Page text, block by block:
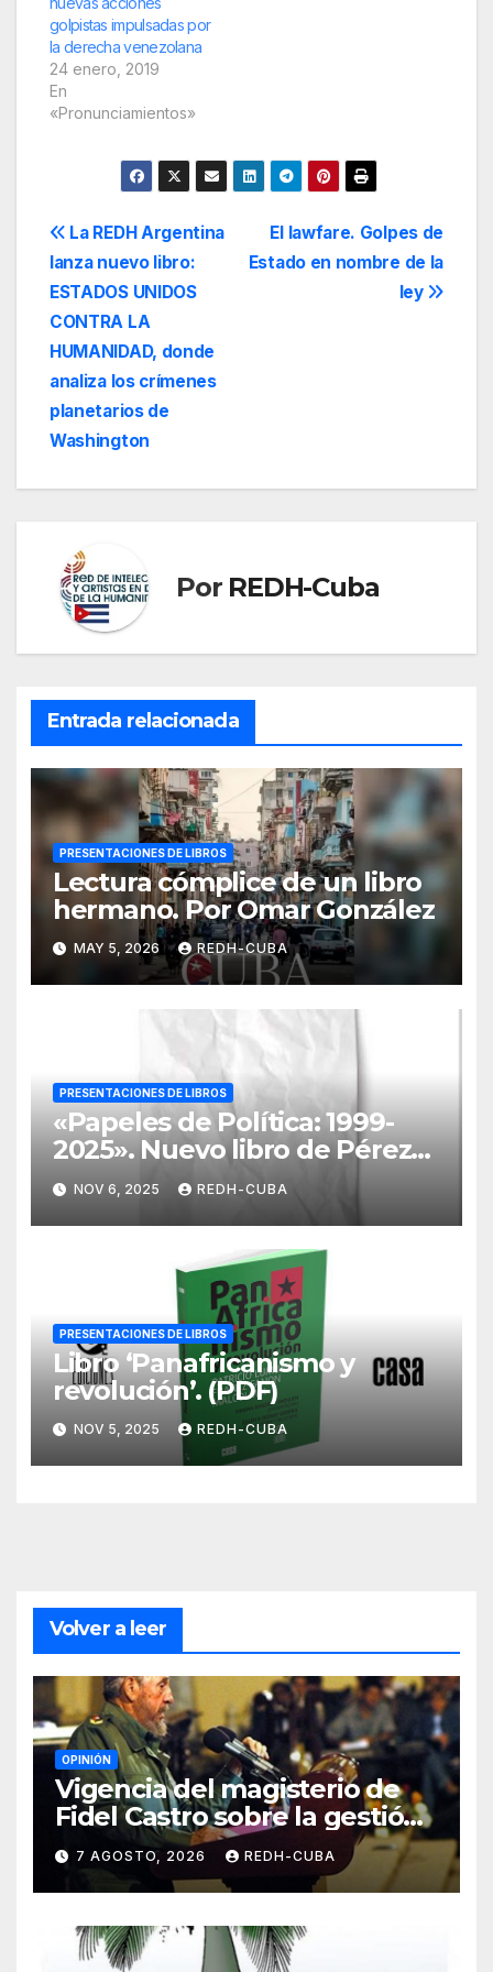
diciembre próximo
AMLO deberá asumir
el…
golpistas impulsadas por
la derecha venezolana
24 enero, 2019
En
«Pronunciamientos»
Navegación
de
entradas
El lawfare. Golpes de
Estado en nombre de la
ley
La REDH Argentina
lanza nuevo libro:
ESTADOS UNIDOS
CONTRA LA
HUMANIDAD, donde
analiza los crímenes
planetarios de
Washington
Por REDH-Cuba
Entrada relacionada
PRESENTACIONES DE LIBROS
Lectura cómplice de un libro
hermano. Por Omar González
MAY 5, 2026 REDH-CUBA
PRESENTACIONES DE LIBROS
«Papeles de Política: 1999-
2025». Nuevo libro de Pérez
Pirela. (PDF)
NOV 6, 2025 REDH-CUBA
PRESENTACIONES DE LIBROS
Libro ‘Panafricanismo y
revolución’. (PDF)
NOV 5, 2025 REDH-CUBA
Volver a leer
OPINIÓN
Vigencia del magisterio de
Fidel Castro sobre la gestión
del liderazgo revolucionario.
Por Jorge Luís Guach Estévez
7 AGOSTO, 2026 REDH-CUBA